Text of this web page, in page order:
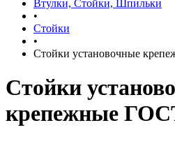
Втулки, Стойки, Шпильки
•
Стойки
•
Стойки установочные
Стойки
крепежные